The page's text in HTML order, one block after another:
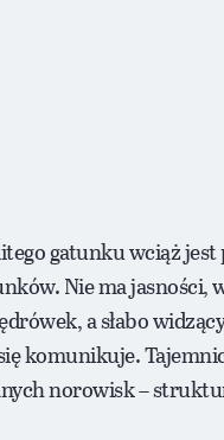
gatunku wciąż
Nie ma jasności,
a słabo
komunikuje.
norowisk –